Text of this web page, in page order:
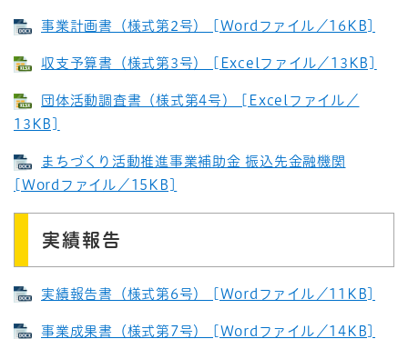
事業計画書（様式第2号） [Wordファイル／16KB]
収支予算書（様式第3号） [Excelファイル／13KB]
団体活動調査書（様式第4号） [Excelファイル／
13KB]
まちづくり活動推進事業補助金 振込先金融機関
[Wordファイル／15KB]
実績報告
実績報告書（様式第6号） [Wordファイル／11KB]
事業成果書（様式第7号） [Wordファイル／14KB]